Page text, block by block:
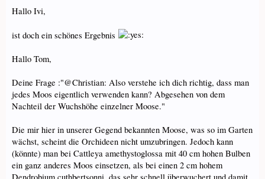
Hallo Ivi,
ist doch ein schönes Ergebnis
Hallo Tom,
Deine Frage :"@Christian: Also verstehe ich dich richtig, dass man
jedes Moos eigentlich verwenden kann? Abgesehen von dem
Nachteil der Wuchshöhe einzelner Moose."
Die mir hier in unserer Gegend bekannten Moose, was so im Garten
wächst, scheint die Orchideen nicht umzubringen. Jedoch kann
(könnte) man bei Cattleya amethystoglossa mit 40 cm hohen Bulben
ein ganz anderes Moos einsetzen, als bei einen 2 cm hohem